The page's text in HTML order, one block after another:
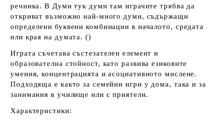
речника. В Думи тук думи там играчите трябва да
откриват възможно най-много думи, съдържащи
определени буквени комбинации в началото, средата
или края на думата. ()
Играта съчетава състезателен елемент и
образователна стойност, като развива езиковите
умения, концентрацията и асоциативното мислене.
Подходяща е както за семейни игри у дома, така и за
занимания в училище или с приятели.
Характеристики: